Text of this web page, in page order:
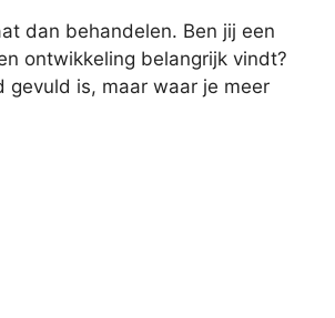
dan behandelen. Ben jij een
ontwikkeling belangrijk vindt?
gevuld is, maar waar je meer